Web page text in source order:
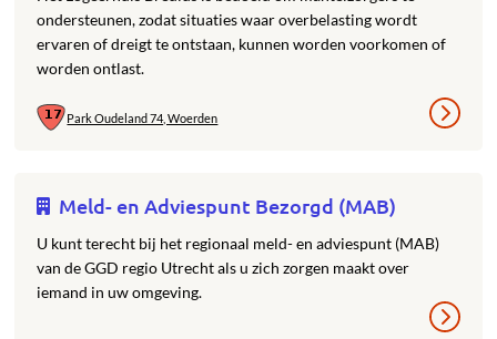
ondersteunen, zodat situaties waar overbelasting wordt
ervaren of dreigt te ontstaan, kunnen worden voorkomen of
worden ontlast.
Park Oudeland 74, Woerden
Meld- en Adviespunt Bezorgd (MAB)
U kunt terecht bij het regionaal meld- en adviespunt (MAB)
van de GGD regio Utrecht als u zich zorgen maakt over
iemand in uw omgeving.